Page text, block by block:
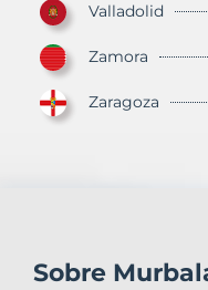
Valladolid
Zamora
Zaragoza
Sobre